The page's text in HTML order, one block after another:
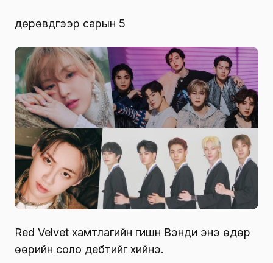
дөрөвдүгээр сарын 5
Red Velvet хамтлагийн гишүүн Вэнди энэ өдөр
өөрийн соло дебүтийг хийнэ.